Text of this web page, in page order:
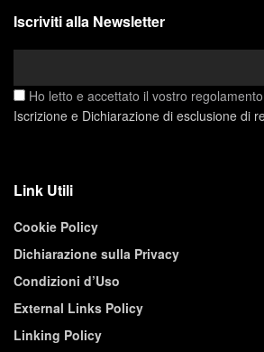
Iscriviti alla Newsletter
Ho letto e accettato il vostro regolamento
Iscrizione e Dichiarazione di esclusione di
Link Utili
Cookie Policy
Dichiarazione sulla Privacy
Condizioni d’Uso
External Links Policy
Linking Policy